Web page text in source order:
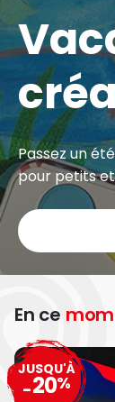
Passez un
pour petits
En ce
JUSQU'À
-20%